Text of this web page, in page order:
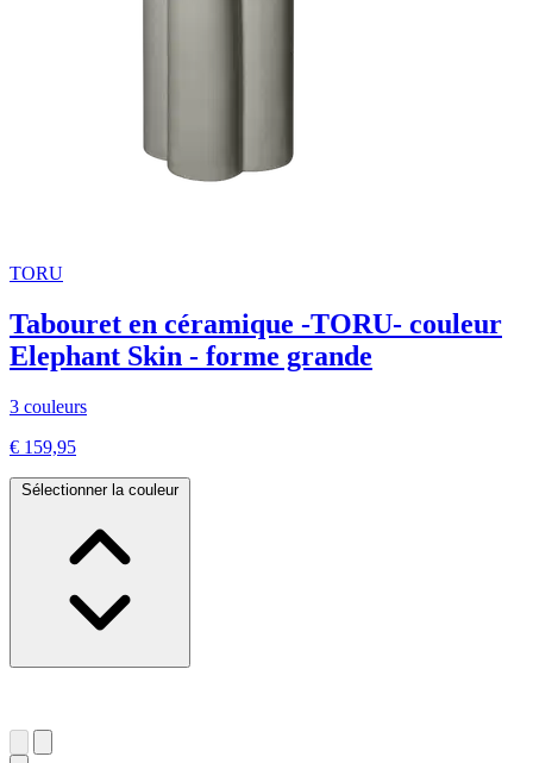
TORU
Tabouret en céramique -TORU- couleur
Elephant Skin - forme grande
3 couleurs
€ 159,95
Sélectionner la couleur